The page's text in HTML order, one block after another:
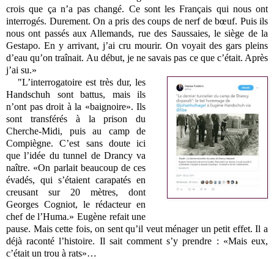
crois que ça n’a pas changé. Ce sont les Français qui nous ont
interrogés. Durement. On a pris des coups de nerf de bœuf. Puis ils
nous ont passés aux Allemands, rue des Saussaies, le siège de la
Gestapo. En y arrivant, j’ai cru mourir. On voyait des gars pleins
d’eau qu’on traînait. Au début, je ne savais pas ce que c’était. Après
j’ai su.»
"L’interrogatoire est très dur, les
Handschuh sont battus, mais ils
n’ont pas droit à la «baignoire». Ils
sont transférés à la prison du
Cherche-Midi, puis au camp de
Compiègne. C’est sans doute ici
que l’idée du tunnel de Drancy va
naître. «On parlait beaucoup de ces
évadés, qui s’étaient carapatés en
creusant sur 20 mètres, dont
Georges Cogniot, le rédacteur en
chef de l’Huma.» Eugène refait une
pause. Mais cette fois, on sent qu’il veut ménager un petit effet. Il a
déjà raconté l’histoire. Il sait comment s’y prendre : «Mais eux,
c’était un trou à rats»…